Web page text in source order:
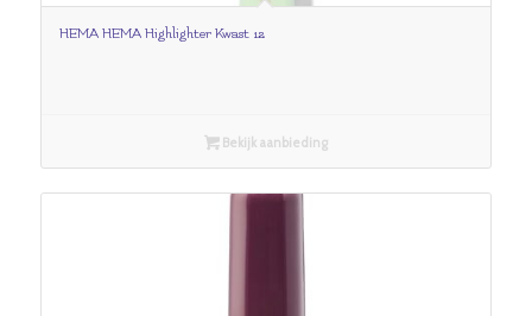
HEMA HEMA Highlighter Kwast 12
Bekijk aanbieding